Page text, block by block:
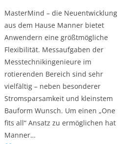
MasterMind – die Neuentwicklung
aus dem Hause Manner bietet
Anwendern eine größtmögliche
Flexibilität. Messaufgaben der
Messtechnikingenieure im
rotierenden Bereich sind sehr
vielfältig – neben besonderer
Stromsparsamkeit und kleinstem
Bauform Wunsch. Um einen „One
fits all“ Ansatz zu ermöglichen hat
Manner…